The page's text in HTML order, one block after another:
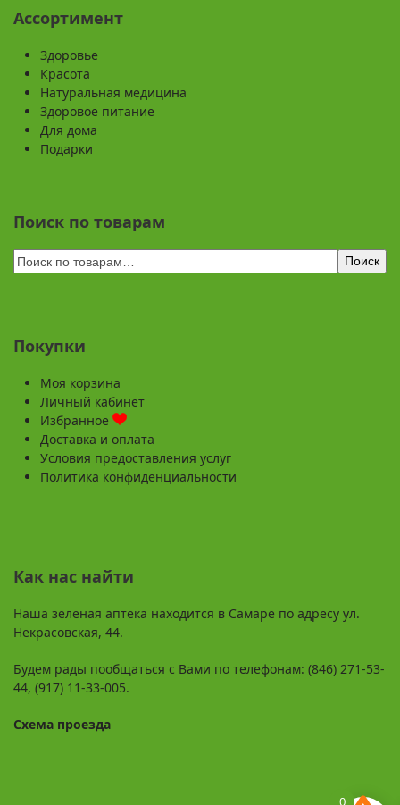
Ассортимент
Здоровье
Красота
Натуральная медицина
Здоровое питание
Для дома
Подарки
Поиск по товарам
Поиск
Покупки
Моя корзина
Личный кабинет
Избранное
Доставка и оплата
Условия предоставления услуг
Политика конфиденциальности
Как нас найти
Наша зеленая аптека находится в Самаре по адресу ул.
Некрасовская, 44.
Будем рады пообщаться с Вами по телефонам: (846) 271-53-
44, (917) 11-33-005.
Схема проезда
0